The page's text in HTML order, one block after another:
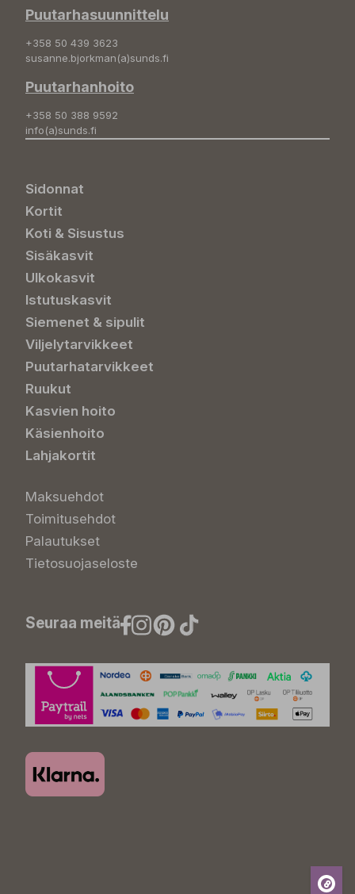
Puutarhasuunnittelu
+358 50 439 3623
susanne.bjorkman(a)sunds.fi
Puutarhanhoito
+358 50 388 9592
info(a)sunds.fi
Sidonnat
Kortit
Koti & Sisustus
Sisäkasvit
Ulkokasvit
Istutuskasvit
Siemenet & sipulit
Viljelytarvikkeet
Puutarhatarvikkeet
Ruukut
Kasvien hoito
Käsienhoito
Lahjakortit
Maksuehdot
Toimitusehdot
Palautukset
Tietosuojaseloste
Seuraa meitä